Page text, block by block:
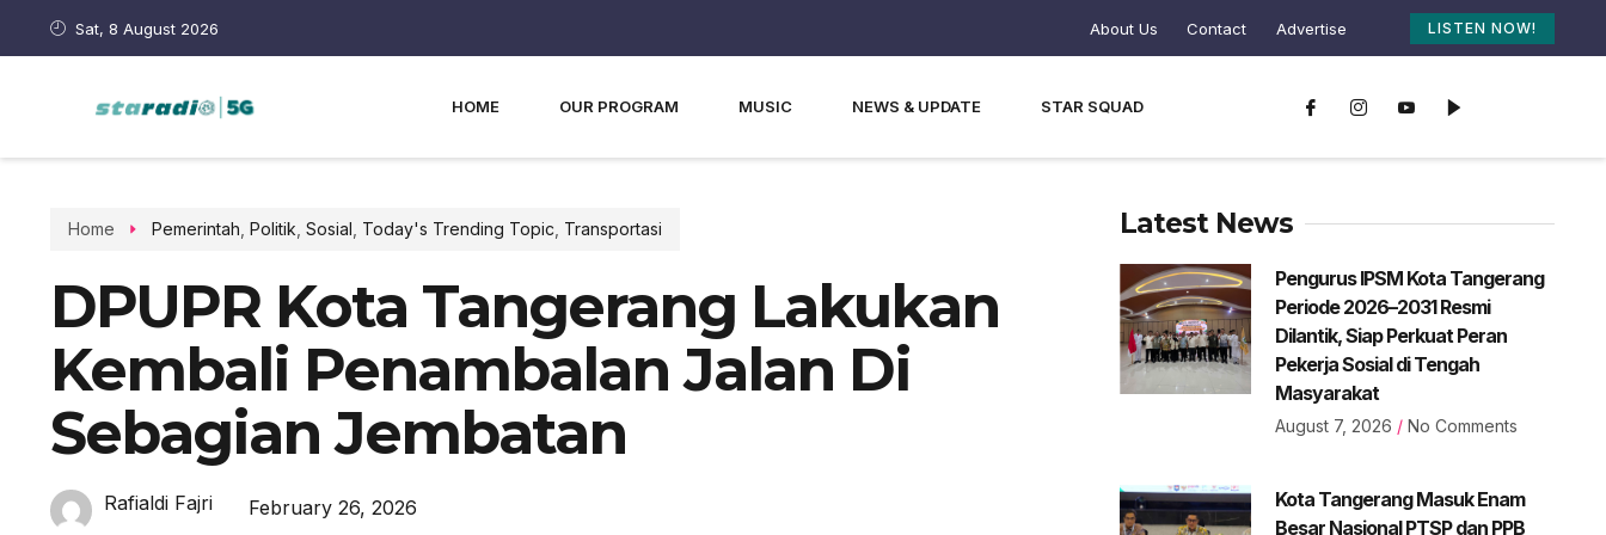
Sat, 8 August 2026 About Us Contact Advertise LISTEN NOW!
HOME OUR PROGRAM MUSIC NEWS & UPDATE STAR SQUAD
Home Pemerintah Politik Sosial Today's Trending Topic Transportasi
DPUPR Kota Tangerang Lakukan
Kembali Penambalan Jalan Di
Sebagian Jembatan
Rafialdi Fajri February 26, 2026
Latest News
Pengurus IPSM Kota Tangerang
Periode 2026–2031 Resmi
Dilantik, Siap Perkuat Peran
Pekerja Sosial di Tengah
Masyarakat
August 7, 2026 No Comments
Kota Tangerang Masuk Enam
Besar Nasional PTSP dan PPB